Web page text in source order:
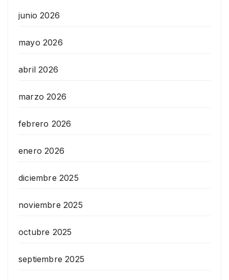
junio 2026
mayo 2026
abril 2026
marzo 2026
febrero 2026
enero 2026
diciembre 2025
noviembre 2025
octubre 2025
septiembre 2025